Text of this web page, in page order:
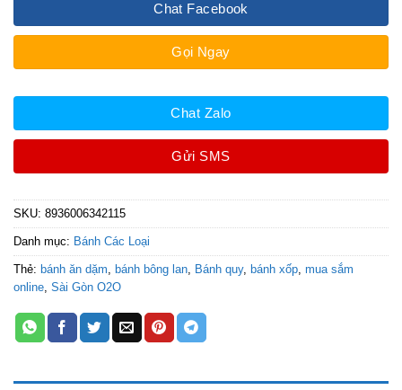
Chat Facebook
Gọi Ngay
Chat Zalo
Gửi SMS
SKU: 8936006342115
Danh mục: Bánh Các Loại
Thẻ: bánh ăn dặm, bánh bông lan, Bánh quy, bánh xốp, mua sắm
online, Sài Gòn O2O